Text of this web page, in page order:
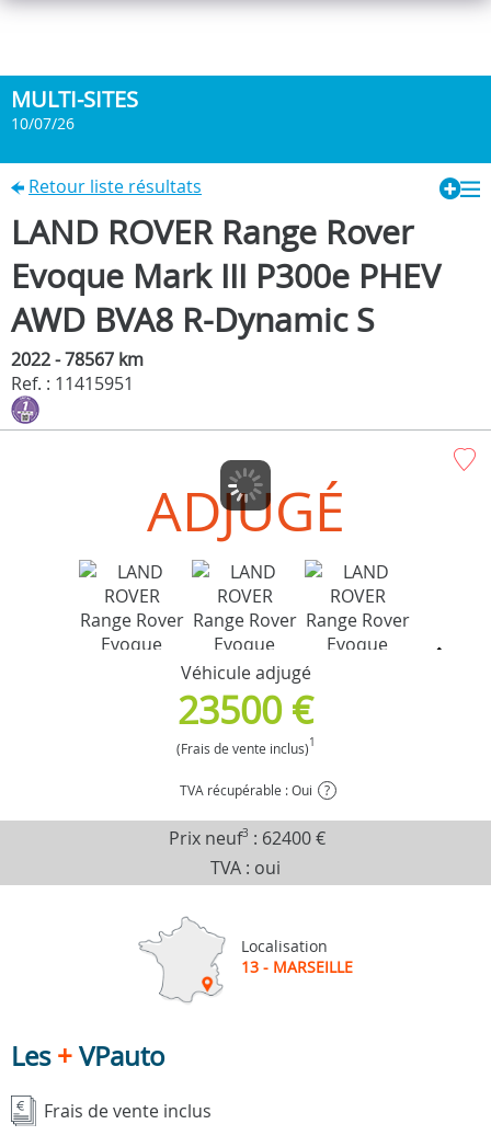
MULTI-SITES
10/07/26
Retour liste résultats
LAND ROVER Range Rover
Evoque Mark III P300e PHEV
AWD BVA8 R-Dynamic S
2022 - 78567 km
Ref. : 11415951
ADJUGÉ
Véhicule adjugé
23500 €
(Frais de vente inclus)1
TVA récupérable : Oui ?
Prix neuf3 : 62400 €
TVA : oui
Localisation
13 - MARSEILLE
Les+VPauto
Frais de vente inclus